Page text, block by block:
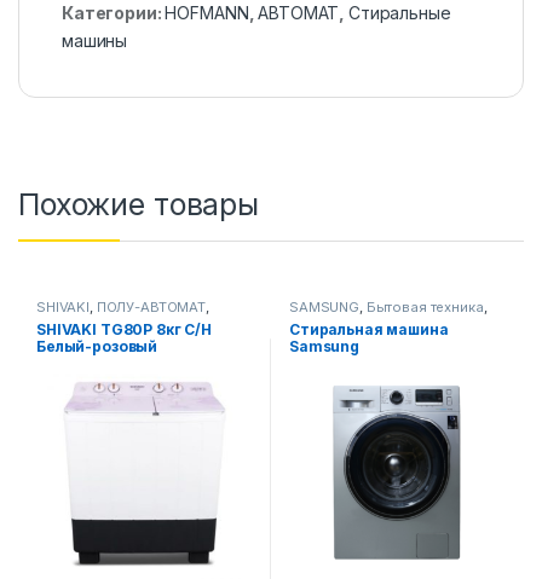
Категории:HOFMANN ,АВТОМАТ Стиральные
машины
Похожие товары
SHIVAKI ПОЛУ-АВТОМАТ
Стиральные машины
SHIVAKI TG80P 8кг С/Н
Белый-розовый
SAMSUNG Бытовая техника
Стиральные машины
Стиральная машина
Samsung